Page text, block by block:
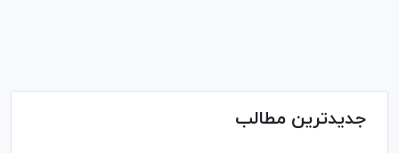
جدیدترین مطالب